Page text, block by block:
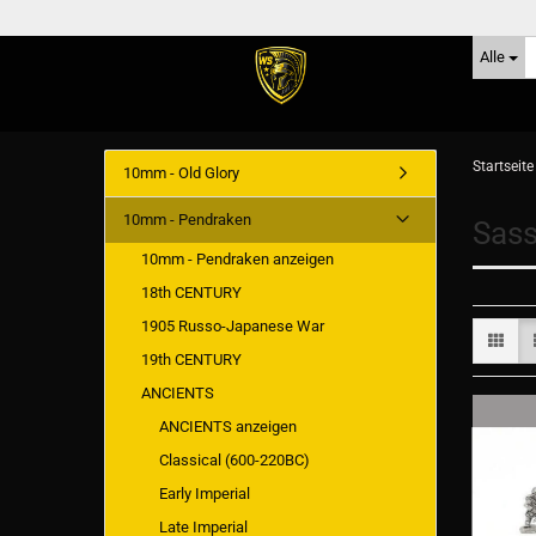
Alle
Startseite
10mm - Old Glory
10mm - Pendraken
10mm - Pendraken anzeigen
18th CENTURY
1905 Russo-Japanese War
19th CENTURY
ANCIENTS
ANCIENTS anzeigen
Classical (600-220BC)
Early Imperial
Late Imperial